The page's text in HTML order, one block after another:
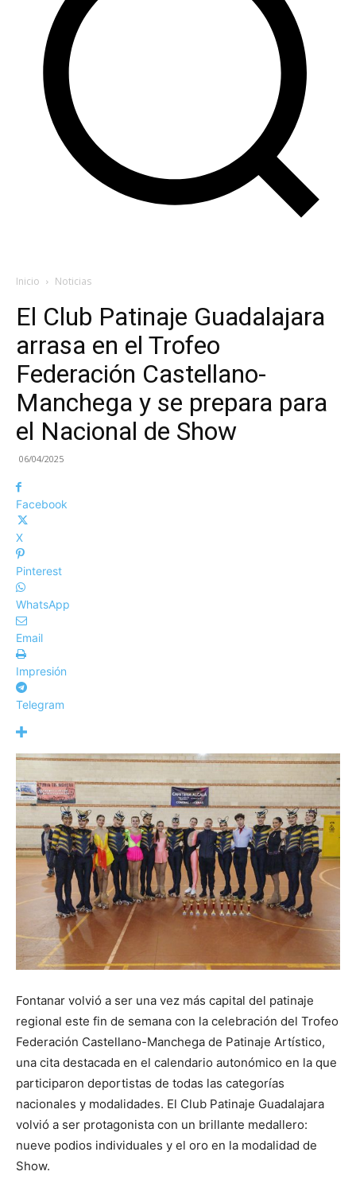
Inicio Noticias
El Club Patinaje Guadalajara
arrasa en el Trofeo
Federación Castellano-
Manchega y se prepara para
el Nacional de Show
06/04/2025
Facebook
X
Pinterest
WhatsApp
Email
Impresión
Telegram
Fontanar volvió a ser una vez más capital del patinaje
regional este fin de semana con la celebración del Trofeo
Federación Castellano-Manchega de Patinaje Artístico,
una cita destacada en el calendario autonómico en la que
participaron deportistas de todas las categorías
nacionales y modalidades. El Club Patinaje Guadalajara
volvió a ser protagonista con un brillante medallero:
nueve podios individuales y el oro en la modalidad de
Show.